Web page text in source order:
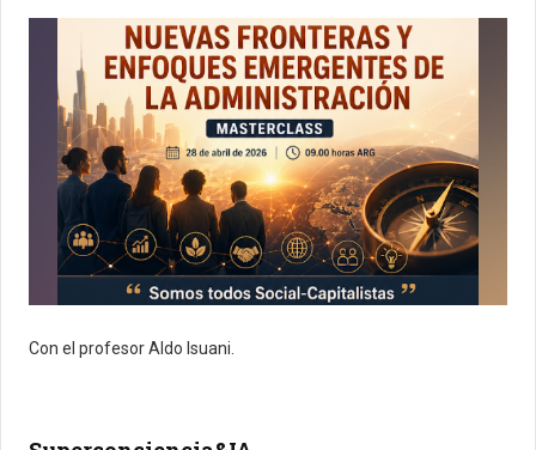
Con el profesor Aldo Isuani.